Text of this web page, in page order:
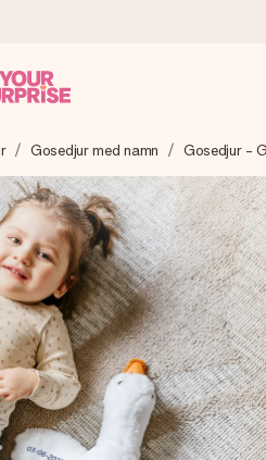
och skickar den blixtsnabbt
rätt tid, när det betyder som
000 recensioner)
ger oss 4,6 på Google
Gosedjur med namn Gosedjur -